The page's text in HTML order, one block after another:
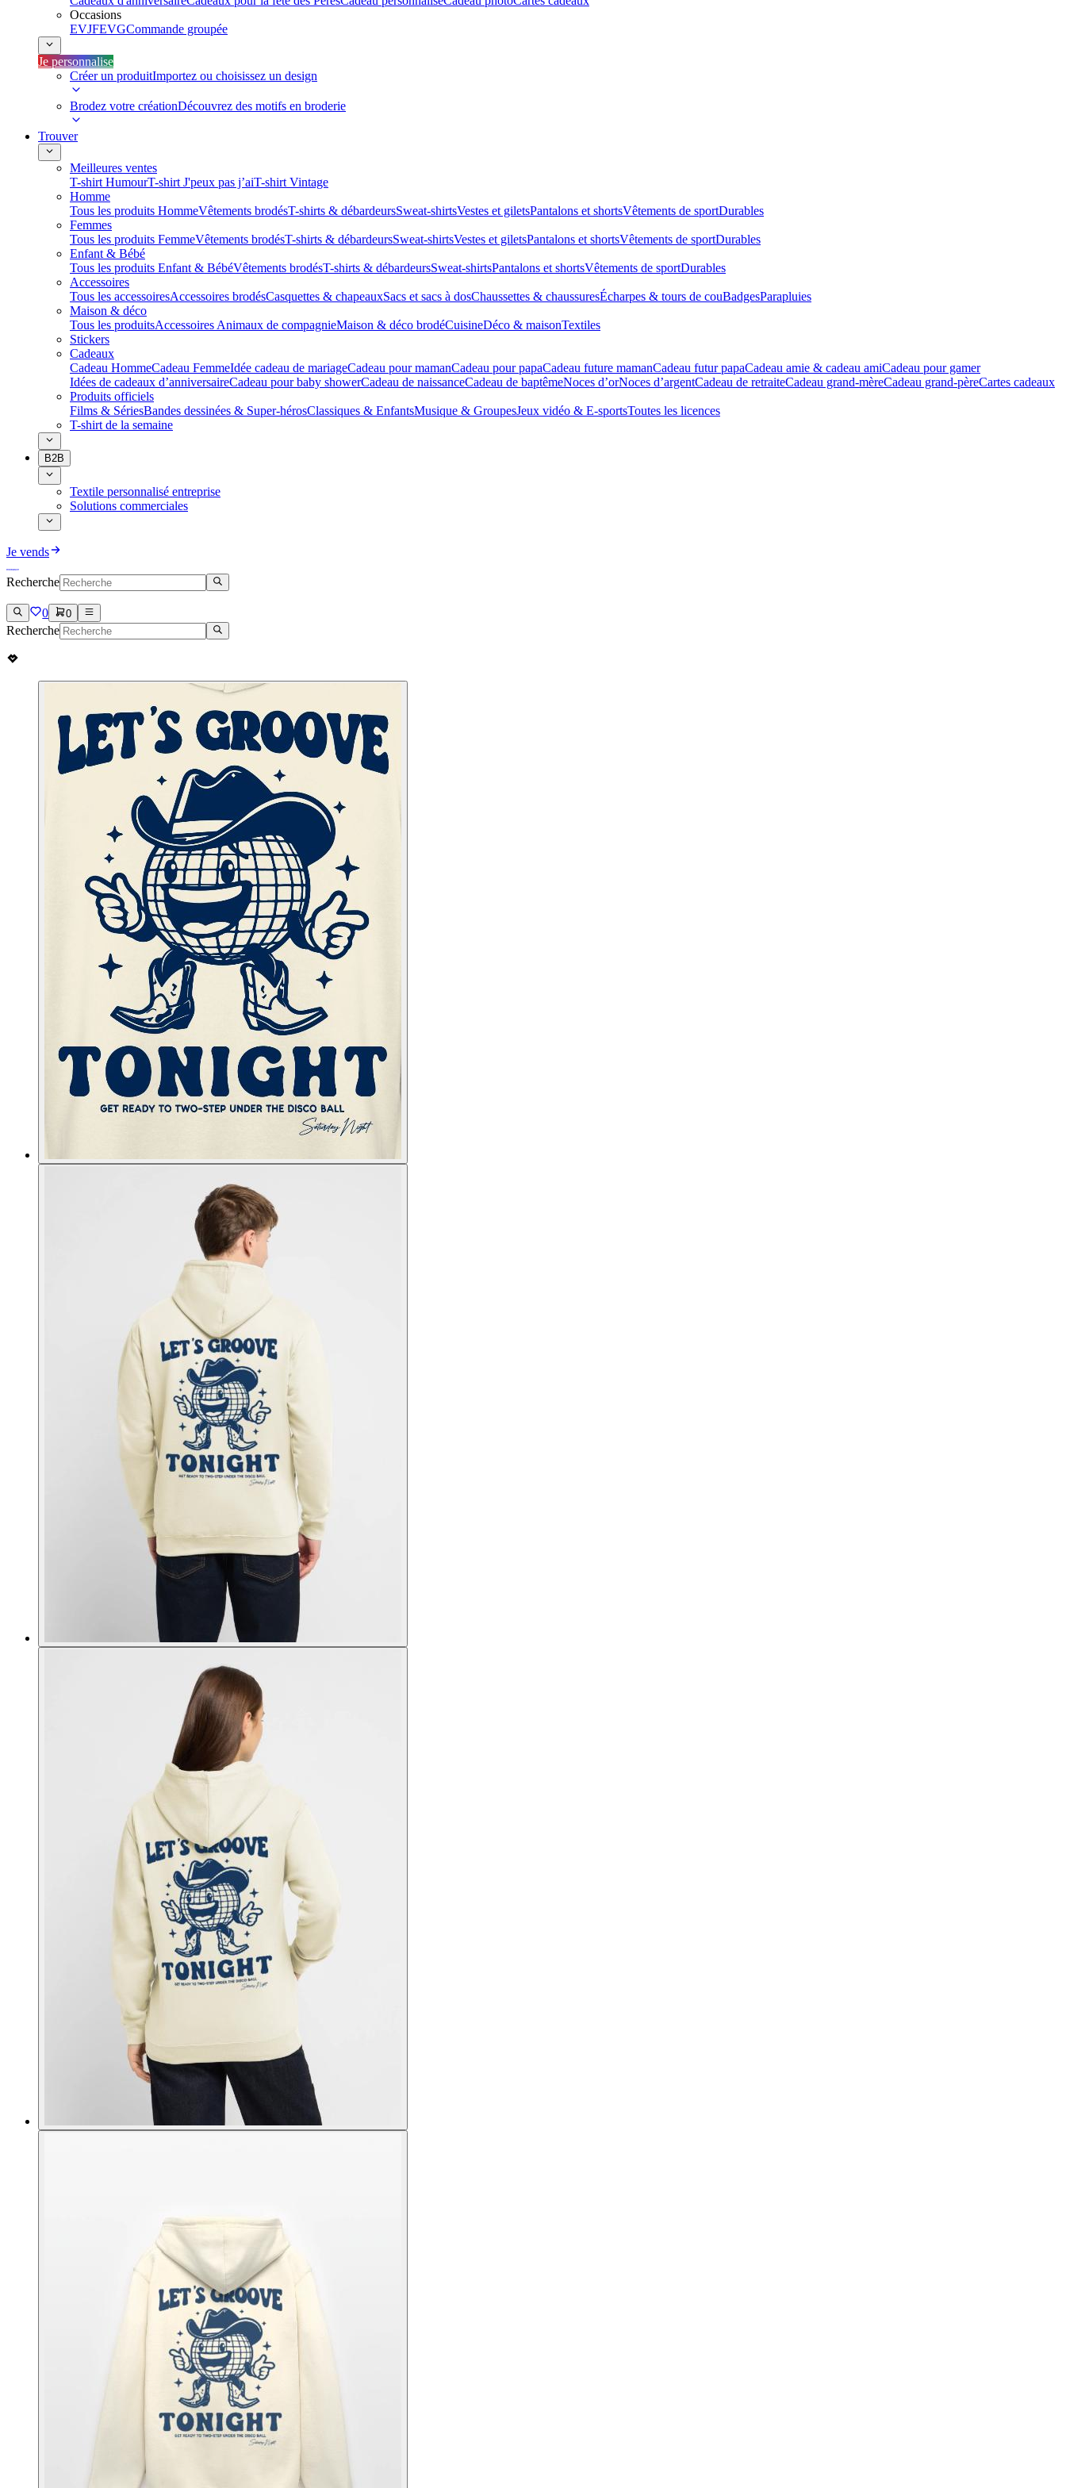
Occasions
EVJFEVGCommande groupée
Je personnalise
Créer un produitImportez ou choisissez un design
Brodez votre créationDécouvrez des motifs en broderie
Trouver
Meilleures ventes
T-shirt HumourT-shirt J'peux pas j’aiT-shirt Vintage
Homme
Tous les produits HommeVêtements brodésT-shirts & débardeursSweat-shirtsVestes et giletsPantalons et shortsVêtements de sportDurables
Femmes
Tous les produits FemmeVêtements brodésT-shirts & débardeursSweat-shirtsVestes et giletsPantalons et shortsVêtements de sportDurables
Enfant & Bébé
Tous les produits Enfant & BébéVêtements brodésT-shirts & débardeursSweat-shirtsPantalons et shortsVêtements de sportDurables
Accessoires
Tous les accessoiresAccessoires brodésCasquettes & chapeauxSacs et sacs à dosChaussettes & chaussuresÉcharpes & tours de couBadgesParapluies
Maison & déco
Tous les produitsAccessoires Animaux de compagnieMaison & déco brodéCuisineDéco & maisonTextiles
Stickers
Cadeaux
Cadeau HommeCadeau FemmeIdée cadeau de mariage​Cadeau pour mamanCadeau pour papaCadeau future mamanCadeau futur papaCadeau amie & cadeau amiCadeau pour gamer
Idées de cadeaux d’anniversaireCadeau pour baby showerCadeau de naissanceCadeau de baptêmeNoces d’orNoces d’argentCadeau de retraiteCadeau grand-mèreCadeau grand-pèreCartes cadeaux
Produits officiels
Films & SériesBandes dessinées & Super-hérosClassiques & EnfantsMusique & GroupesJeux vidéo & E-sportsToutes les licences
T-shirt de la semaine
B2B
Textile personnalisé entreprise
Solutions commerciales
Je vends
Recherche
0 0
Recherche